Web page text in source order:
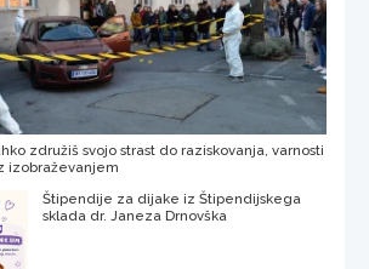
združiš svojo strast do raziskovanja, varnosti
izobraževanjem
Štipendije za dijake iz Štipendijskega
sklada dr. Janeza Drnovška